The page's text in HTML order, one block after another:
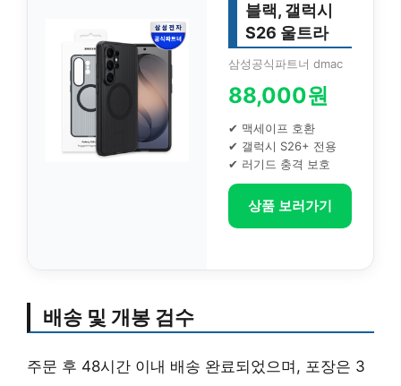
블랙, 갤럭시
S26 울트라
삼성공식파트너 dmac
88,000원
✔ 맥세이프 호환
✔ 갤럭시 S26+ 전용
✔ 러기드 충격 보호
상품 보러가기
배송 및 개봉 검수
주문 후 48시간 이내 배송 완료되었으며, 포장은 3